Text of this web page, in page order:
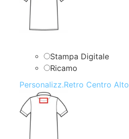
Stampa Digitale
Ricamo
Personalizz.Retro Centro Alto